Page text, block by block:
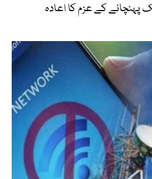
پہنچانے کے عزم کا اعادہ